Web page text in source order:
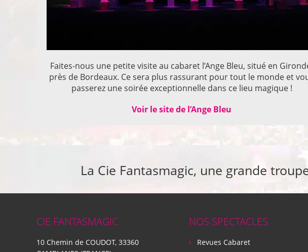
Faites-nous une petite visite au cabaret l’Ange Bleu, situé en
près de Bordeaux. Ce sera plus rassurant pour tout le monde et
passerez une soirée exceptionnelle dans ce lieu magique !
Voir le site de l’Ange Bleu
La Cie Fantasmagic, une grande
CIE FANTASMAGIC
10 Chemin de COUDOT, 33360
NOS SPECTACLES
Revues Cabaret